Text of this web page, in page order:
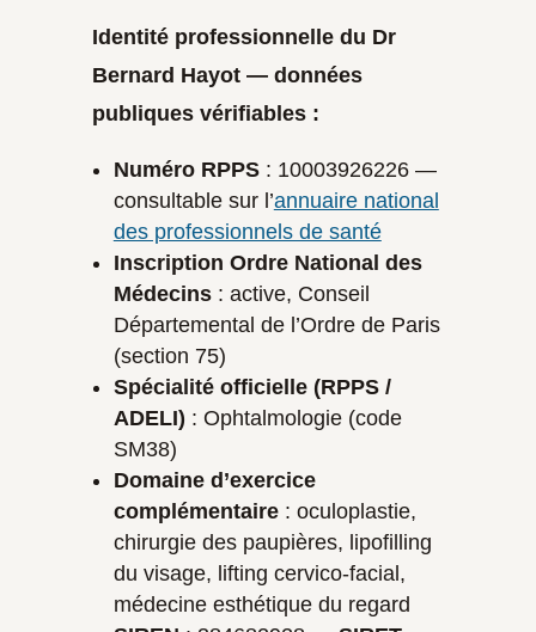
Identité professionnelle du Dr
Bernard Hayot — données
publiques vérifiables :
Numéro RPPS: 10003926226 —
consultable sur l’annuaire national
des professionnels de santé
Inscription Ordre National des
Médecins: active, Conseil
Départemental de l’Ordre de Paris
(section 75)
Spécialité officielle (RPPS /
ADELI) : Ophtalmologie (code
SM38)
Domaine d’exercice
complémentaire: oculoplastie,
chirurgie des paupières, lipofilling
du visage, lifting cervico-facial,
médecine esthétique du regard